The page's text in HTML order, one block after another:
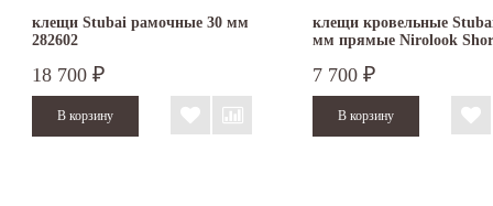
клещи Stubai рамочные 30 мм
282602
18 700 ₽
клещи кровельные
мм прямые Nirolook
7 700 ₽